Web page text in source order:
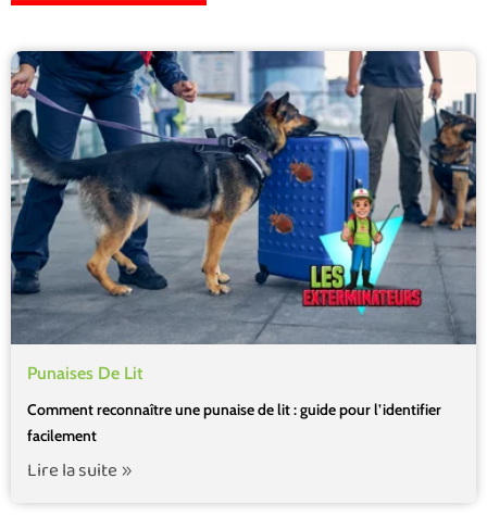
Punaises De Lit
Comment reconnaître une punaise de lit : guide pour l’identifier
facilement
Lire la suite